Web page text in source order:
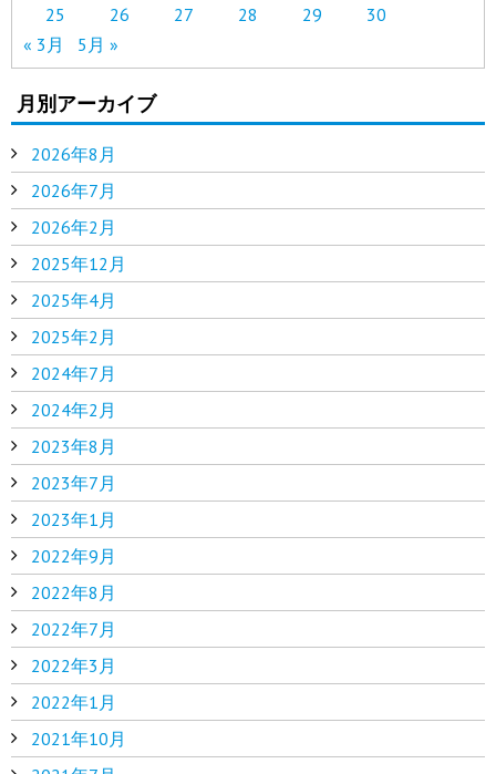
25
26 27 28 29
30
« 3月
5月 »
月別アーカイブ
2026年8月
2026年7月
2026年2月
2025年12月
2025年4月
2025年2月
2024年7月
2024年2月
2023年8月
2023年7月
2023年1月
2022年9月
2022年8月
2022年7月
2022年3月
2022年1月
2021年10月